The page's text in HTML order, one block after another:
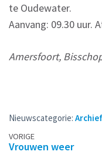
te Oudewater.
Aanvang: 09.30 uur.
Amersfoort,
Nieuwscategorie: Archief
VORIGE
Vrouwen weer